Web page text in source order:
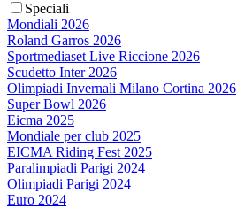
Speciali
Mondiali 2026
Roland Garros 2026
Sportmediaset Live Riccione 2026
Scudetto Inter 2026
Olimpiadi Invernali Milano Cortina 2026
Super Bowl 2026
Eicma 2025
Mondiale per club 2025
EICMA Riding Fest 2025
Paralimpiadi Parigi 2024
Olimpiadi Parigi 2024
Euro 2024